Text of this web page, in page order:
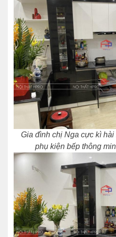
Gia đình chị Nga cực kì
phụ kiện bếp thông